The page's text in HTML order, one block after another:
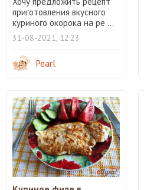
приготовления вкусного
куриного окорока на ре ...
31-08-2021, 12:23
Pearl